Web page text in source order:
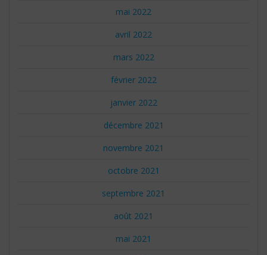
mai 2022
avril 2022
mars 2022
février 2022
janvier 2022
décembre 2021
novembre 2021
octobre 2021
septembre 2021
août 2021
mai 2021